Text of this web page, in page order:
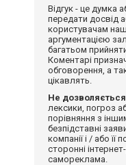
Відгук - це думка
передати досвід
користувачам
аргументацією
багатьом
Коментарі
обговорення, а
цікавлять.
Не
лексики, погроз
порівняння з
безпідставні
компанії і / або
сторонні
самореклама.